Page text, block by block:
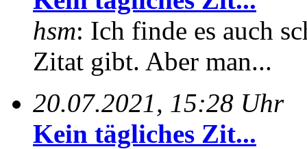
hsm: Ich finde es auch
Zitat gibt. Aber man...
20.07.2021, 15:28 Uhr
Kein tägliches Zit...